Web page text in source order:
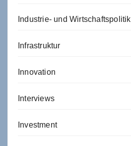
Industrie- und Wirtschaftspolitik
Infrastruktur
Innovation
Interviews
Investment